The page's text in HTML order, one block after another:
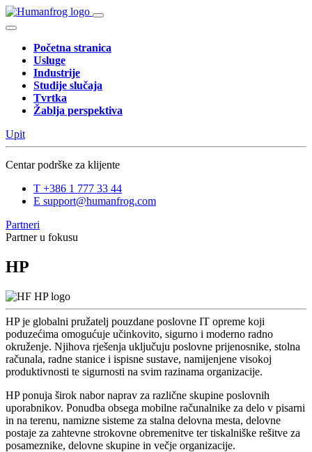
Početna stranica
Usluge
Industrije
Studije slučaja
Tvrtka
Žablja perspektiva
Upit
Centar podrške za klijente
T +386 1 777 33 44
E support@humanfrog.com
Partneri
Partner u fokusu
HP
HP je globalni pružatelj pouzdane poslovne IT opreme koji
poduzećima omogućuje učinkovito, sigurno i moderno radno
okruženje. Njihova rješenja uključuju poslovne prijenosnike, stolna
računala, radne stanice i ispisne sustave, namijenjene visokoj
produktivnosti te sigurnosti na svim razinama organizacije.
HP ponuja širok nabor naprav za različne skupine poslovnih
uporabnikov. Ponudba obsega mobilne računalnike za delo v pisarni
in na terenu, namizne sisteme za stalna delovna mesta, delovne
postaje za zahtevne strokovne obremenitve ter tiskalniške rešitve za
posameznike, delovne skupine in večje organizacije.